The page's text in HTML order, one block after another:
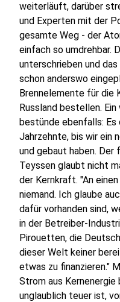
weiterläuft, darüber
und Experten mit der
gesamte Weg - der
einfach so umdrehbar.
unterschrieben und
schon anderswo
Brennelemente für die
Russland bestellen.
bestünde ebenfalls: Es
Jahrzehnte, bis wir ein
und gebaut haben. Der
Teyssen glaubt nicht
der Kernkraft. "An
niemand. Ich glaube
dafür vorhanden sind,
in der Betreiber-
Pirouetten, die
dieser Welt keiner
etwas zu finanzieren."
Strom aus
unglaublich teuer ist,